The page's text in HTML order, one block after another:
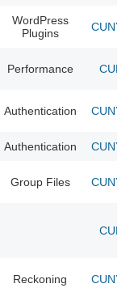
WordPress
Plugins
CUNY
Performance
Authentication CUNY
Authentication CUNY
Group Files CUNY
Reckoning CUNY